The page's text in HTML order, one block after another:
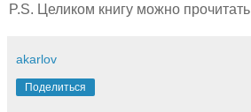
P.S. Целиком книгу можно прочитать
akarlov
Поделиться